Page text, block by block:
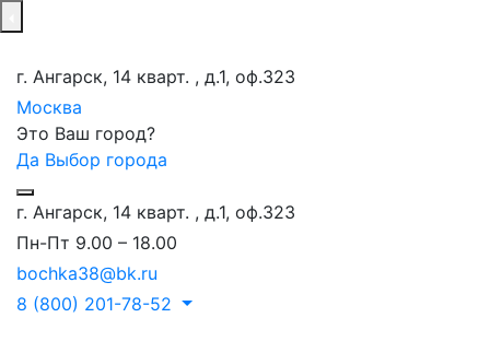
г. Ангарск, 14 кварт. , д.1, оф.323
Москва
Это Ваш город?
Да Выбор города
г. Ангарск, 14 кварт. , д.1, оф.323
Пн-Пт 9.00 – 18.00
bochka38@bk.ru
8 (800) 201-78-52